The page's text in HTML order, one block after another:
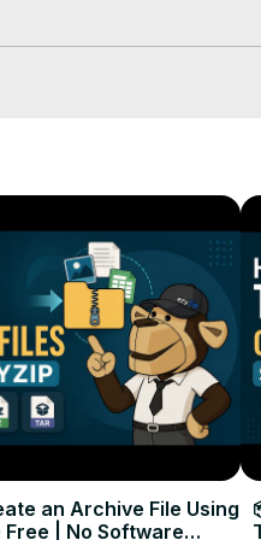
que tardará algún tiempo
an Archive File Using
Free | No Software